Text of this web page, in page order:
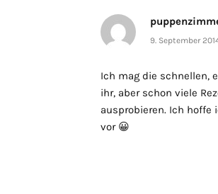
9. September
Ich mag die schnellen,
ihr, aber schon viele
ausprobieren. Ich hoffe
vor 😀